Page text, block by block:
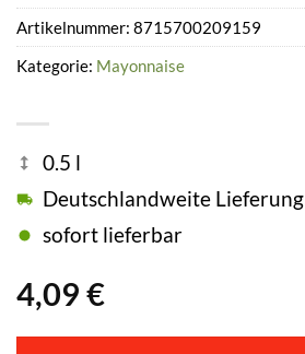
4,09 €
0.5 l
Deutschlandweite Lieferung
sofort lieferbar
Artikelnummer: 8715700209159
Kategorie: Mayonnaise